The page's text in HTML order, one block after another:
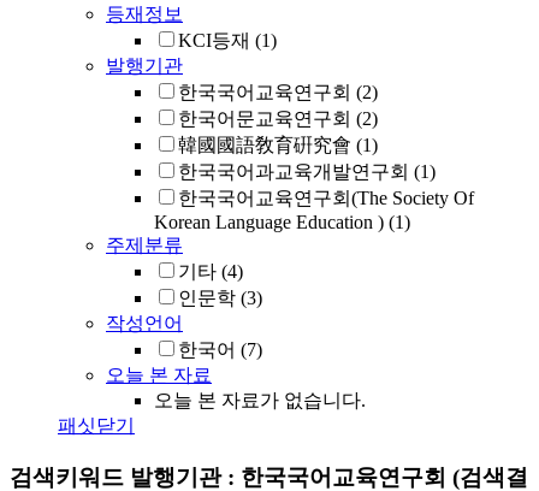
등재정보
KCI등재 (1)
발행기관
한국국어교육연구회 (2)
한국어문교육연구회 (2)
韓國國語敎育硏究會 (1)
한국국어과교육개발연구회 (1)
한국국어교육연구회(The Society Of
Korean Language Education ) (1)
주제분류
기타 (4)
인문학 (3)
작성언어
한국어 (7)
오늘 본 자료
오늘 본 자료가 없습니다.
패싯닫기
검색키워드 발행기관 : 한국국어교육연구회 (검색결